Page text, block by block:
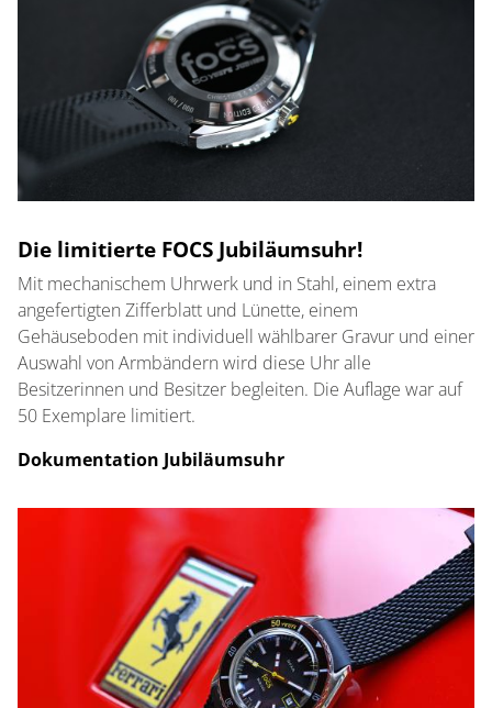
Die limitierte FOCS Jubiläumsuhr!
Mit mechanischem Uhrwerk und in Stahl, einem extra
angefertigten Zifferblatt und Lünette, einem
Gehäuseboden mit individuell wählbarer Gravur und einer
Auswahl von Armbändern wird diese Uhr alle
Besitzerinnen und Besitzer begleiten. Die Auflage war auf
50 Exemplare limitiert.
Dokumentation Jubiläumsuhr